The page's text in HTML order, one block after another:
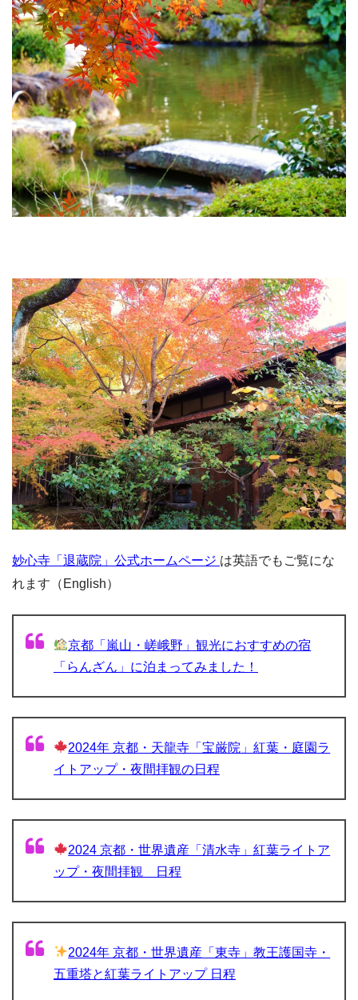
妙心寺「退蔵院」公式ホームページ は英語でもご覧にな
れます（English）
京都「嵐山・嵯峨野」観光におすすめの宿
「らんざん」に泊まってみました！
2024年 京都・天龍寺「宝厳院」紅葉・庭園ラ
イトアップ・夜間拝観の日程
2024 京都・世界遺産「清水寺」紅葉ライトア
ップ・夜間拝観 日程
2024年 京都・世界遺産「東寺」教王護国寺・
五重塔と紅葉ライトアップ 日程